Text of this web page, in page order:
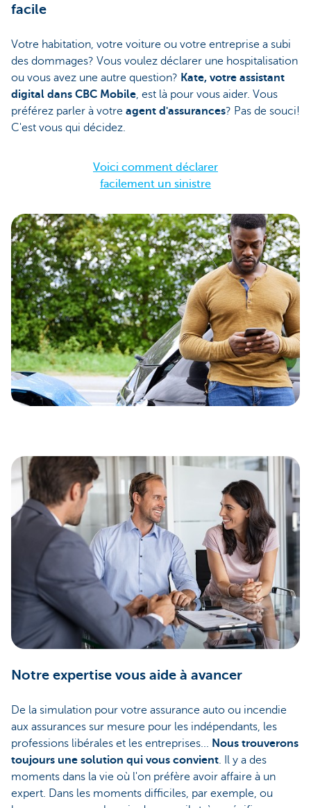
facile
Votre habitation, votre voiture ou votre entreprise a subi
des dommages? Vous voulez déclarer une hospitalisation
ou vous avez une autre question? Kate, votre assistant
digital dans CBC Mobile, est là pour vous aider. Vous
préférez parler à votre agent d'assurances? Pas de souci!
C'est vous qui décidez.
Voici comment déclarer
facilement un sinistre
Notre expertise vous aide à avancer
De la simulation pour votre assurance auto ou incendie
aux assurances sur mesure pour les indépendants, les
professions libérales et les entreprises... Nous trouverons
toujours une solution qui vous convient. Il y a des
moments dans la vie où l'on préfère avoir affaire à un
expert. Dans les moments difficiles, par exemple, ou